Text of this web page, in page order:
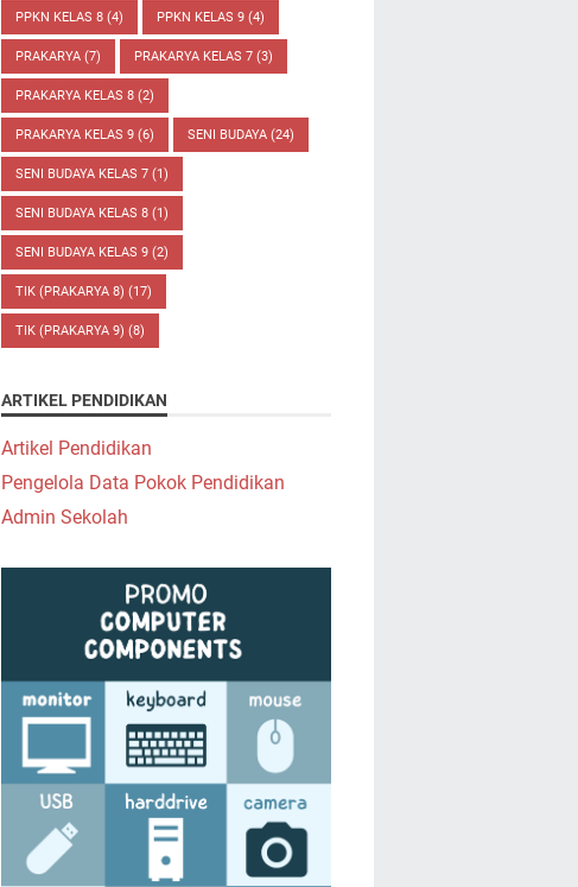
PPKN KELAS 8 (4) PPKN KELAS 9 (4)
PRAKARYA (7) PRAKARYA KELAS 7 (3)
PRAKARYA KELAS 8 (2)
PRAKARYA KELAS 9 (6) SENI BUDAYA (24)
SENI BUDAYA KELAS 7 (1)
SENI BUDAYA KELAS 8 (1)
SENI BUDAYA KELAS 9 (2)
TIK (PRAKARYA 8) (17)
TIK (PRAKARYA 9) (8)
ARTIKEL PENDIDIKAN
Artikel Pendidikan
Pengelola Data Pokok Pendidikan
Admin Sekolah